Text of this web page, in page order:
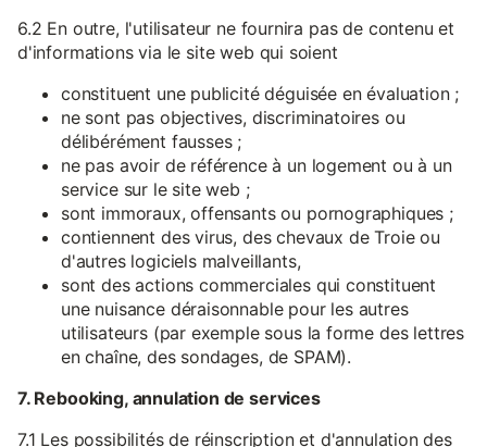
6.2 En outre, l'utilisateur ne fournira pas de contenu et
d'informations via le site web qui soient
constituent une publicité déguisée en évaluation ;
ne sont pas objectives, discriminatoires ou
délibérément fausses ;
ne pas avoir de référence à un logement ou à un
service sur le site web ;
sont immoraux, offensants ou pornographiques ;
contiennent des virus, des chevaux de Troie ou
d'autres logiciels malveillants,
sont des actions commerciales qui constituent
une nuisance déraisonnable pour les autres
utilisateurs (par exemple sous la forme des lettres
en chaîne, des sondages, de SPAM).
7. Rebooking, annulation de services
7.1 Les possibilités de réinscription et d'annulation des